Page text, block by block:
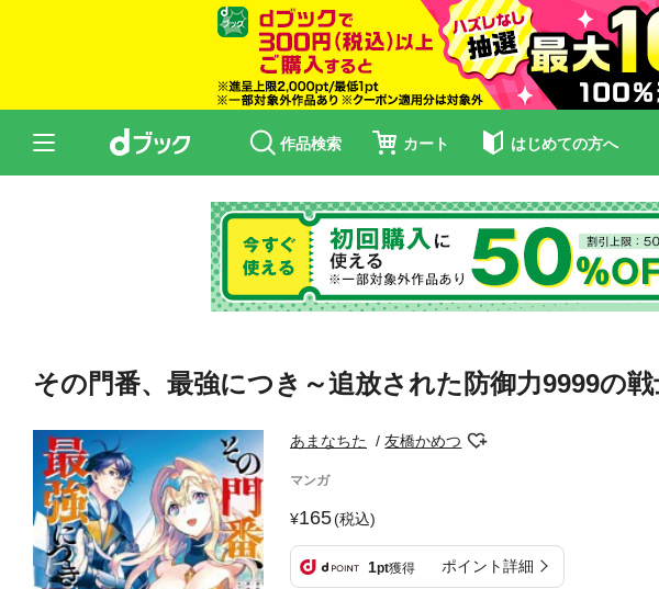
作品検索 カート はじめての方へ
その門番、最強につき～追放された防御力9999の
あまなちた 友橋かめつ
マンガ
165(税込)
1pt獲得 ポイント詳細